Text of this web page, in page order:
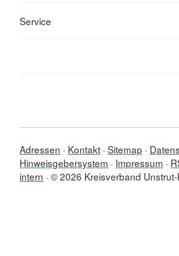
Service
Adressen Kontakt Sitemap
Hinweisgebersystem
Impressum
intern © 2026 Kreisverband Unstrut-